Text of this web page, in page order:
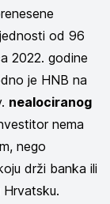
od 96
2022. godine
je HNB na
nealociranog
nema
nego
drži banka ili